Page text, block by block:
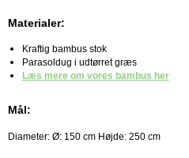
Materialer:
Kraftig bambus stok
Parasoldug i udtørret græs
Læs mere om vores bambus her
Mål:
Diameter: Ø: 150 cm Højde: 250 cm